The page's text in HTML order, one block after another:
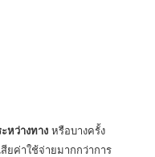
หว่างทาง หรือบางครั้ง
ยค่าใช้จ่ายมากกว่าการ